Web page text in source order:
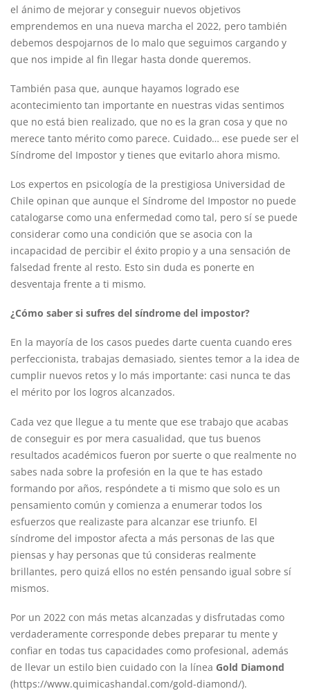
el ánimo de mejorar y conseguir nuevos objetivos
emprendemos en una nueva marcha el 2022, pero también
debemos despojarnos de lo malo que seguimos cargando y
que nos impide al fin llegar hasta donde queremos.
También pasa que, aunque hayamos logrado ese
acontecimiento tan importante en nuestras vidas sentimos
que no está bien realizado, que no es la gran cosa y que no
merece tanto mérito como parece. Cuidado… ese puede ser el
Síndrome del Impostor y tienes que evitarlo ahora mismo.
Los expertos en psicología de la prestigiosa Universidad de
Chile opinan que aunque el Síndrome del Impostor no puede
catalogarse como una enfermedad como tal, pero sí se puede
considerar como una condición que se asocia con la
incapacidad de percibir el éxito propio y a una sensación de
falsedad frente al resto. Esto sin duda es ponerte en
desventaja frente a ti mismo.
¿Cómo saber si sufres del síndrome del impostor?
En la mayoría de los casos puedes darte cuenta cuando eres
perfeccionista, trabajas demasiado, sientes temor a la idea de
cumplir nuevos retos y lo más importante: casi nunca te das
el mérito por los logros alcanzados.
Cada vez que llegue a tu mente que ese trabajo que acabas
de conseguir es por mera casualidad, que tus buenos
resultados académicos fueron por suerte o que realmente no
sabes nada sobre la profesión en la que te has estado
formando por años, respóndete a ti mismo que solo es un
pensamiento común y comienza a enumerar todos los
esfuerzos que realizaste para alcanzar ese triunfo. El
síndrome del impostor afecta a más personas de las que
piensas y hay personas que tú consideras realmente
brillantes, pero quizá ellos no estén pensando igual sobre sí
mismos.
Por un 2022 con más metas alcanzadas y disfrutadas como
verdaderamente corresponde debes preparar tu mente y
confiar en todas tus capacidades como profesional, además
de llevar un estilo bien cuidado con la línea Gold Diamond
(https://www.quimicashandal.com/gold-diamond/).